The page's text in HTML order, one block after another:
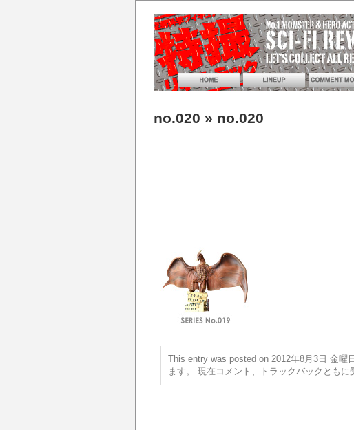
no.020 » no.020
This entry was posted on 2012年8月3日 金
ます。 現在コメント、トラックバックともに